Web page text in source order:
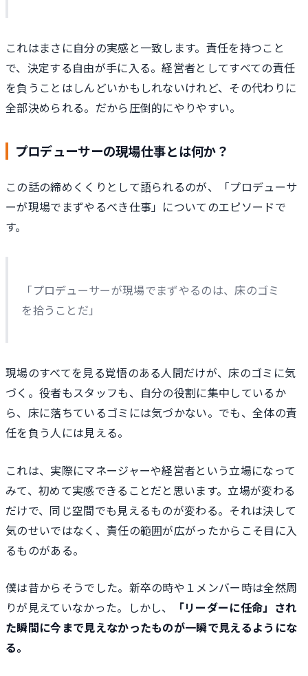
これはまさに自分の実感と一致します。責任を持つこと
で、決定する自由が手に入る。経営者としてすべての責任
を負うことはしんどいかもしれないけれど、その代わりに
全部決められる。だから圧倒的にやりやすい。
プロデューサーの現場仕事とは何か？
この話の締めくくりとして語られるのが、「プロデューサ
ーが現場でまずやるべき仕事」についてのエピソードで
す。
「プロデューサーが現場でまずやるのは、床のゴミ
を拾うことだ」
現場のすべてを見る覚悟のある人間だけが、床のゴミに気
づく。役者もスタッフも、自分の役割に集中しているか
ら、床に落ちているゴミには気づかない。でも、全体の責
任を負う人には見える。
これは、実際にマネージャーや経営者という立場になって
みて、初めて実感できることだと思います。立場が変わる
だけで、同じ空間でも見えるものが変わる。それは決して
気のせいではなく、責任の範囲が広がったからこそ目に入
るものがある。
僕は昔からそうでした。新卒の時や１メンバー時は全然周
りが見えていなかった。しかし、
「リーダーに任命」され
た瞬間に今まで見えなかったものが一瞬で見えるようにな
る。